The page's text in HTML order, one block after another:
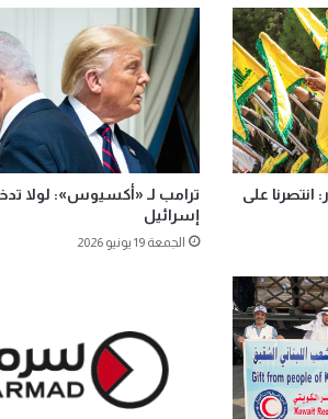
انتصرنا على
ترامب لـ «أكسيوس»: لولا
إسرائيل
الجمعة 19 يونيو 2026